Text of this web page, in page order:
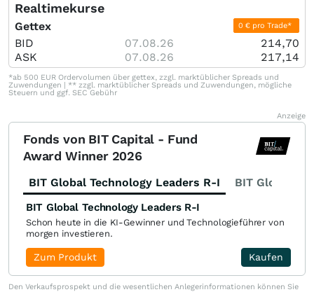
Realtimekurse
Gettex 0 € pro Trade*
BID 07.08.26
214,70
ASK
07.08.26 217,14
*ab 500 EUR Ordervolumen über gettex, zzgl. marktüblicher Spreads und
Zuwendungen | ** zzgl. marktüblicher Spreads und Zuwendungen, mögliche
Steuern und ggf. SEC Gebühr
Anzeige
Fonds von BIT Capital - Fund
Award Winner 2026
BIT Global Technology Leaders R-I BIT Global
BIT Global Technology Leaders R-I
Schon heute in die KI-Gewinner und Technologieführer von
morgen investieren.
Kaufen
Zum Produkt
Den Verkaufsprospekt und die wesentlichen Anlegerinformationen können Sie